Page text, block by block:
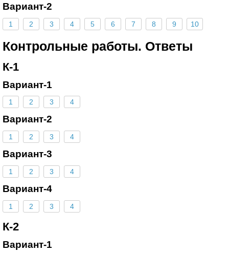
Вариант-2
1 2 3 4 5 6 7 8 9 10
Контрольные работы. Ответы
К-1
Вариант-1
1 2 3 4
Вариант-2
1 2 3 4
Вариант-3
1 2 3 4
Вариант-4
1 2 3 4
К-2
Вариант-1